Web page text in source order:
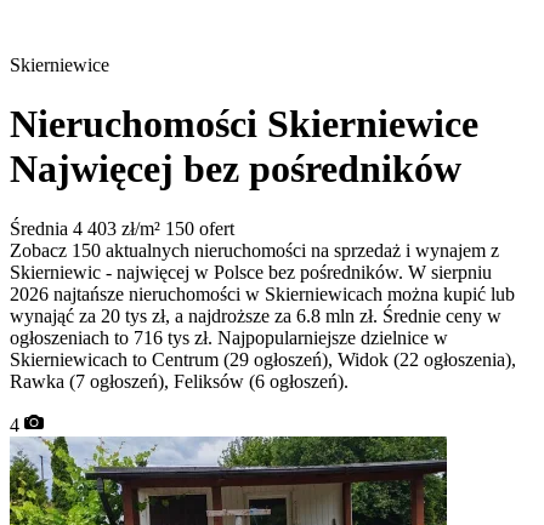
Skierniewice
Nieruchomości Skierniewice
Najwięcej bez pośredników
Średnia 4 403 zł/m² 150 ofert
Zobacz 150 aktualnych nieruchomości na sprzedaż i wynajem z
Skierniewic - najwięcej w Polsce bez pośredników. W sierpniu
2026 najtańsze nieruchomości w Skierniewicach można kupić lub
wynająć za 20 tys zł, a najdroższe za 6.8 mln zł. Średnie ceny w
ogłoszeniach to 716 tys zł. Najpopularniejsze dzielnice w
Skierniewicach to Centrum (29 ogłoszeń), Widok (22 ogłoszenia),
Rawka (7 ogłoszeń), Feliksów (6 ogłoszeń).
4